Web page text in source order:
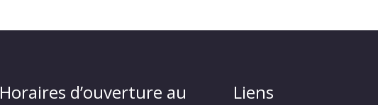
Horaires d’ouverture au
Liens